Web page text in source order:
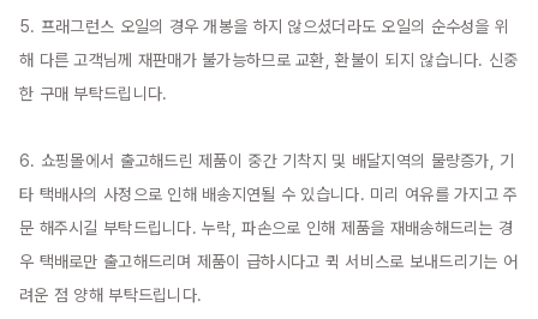
5. 프래그런스 오일의 경우 개봉을 하지 않으셨더라도 오일의 순수성을 위
해 다른 고객님께 재판매가 불가능하므로 교환, 환불이 되지 않습니다. 신중
한 구매 부탁드립니다.
6. 쇼핑몰에서 출고해드린 제품이 중간 기착지 및 배달지역의 물량증가, 기
타 택배사의 사정으로 인해 배송지연될 수 있습니다. 미리 여유를 가지고 주
문 해주시길 부탁드립니다. 누락, 파손으로 인해 제품을 재배송해드리는 경
우 택배로만 출고해드리며 제품이 급하시다고 퀵 서비스로 보내드리기는 어
려운 점 양해 부탁드립니다.